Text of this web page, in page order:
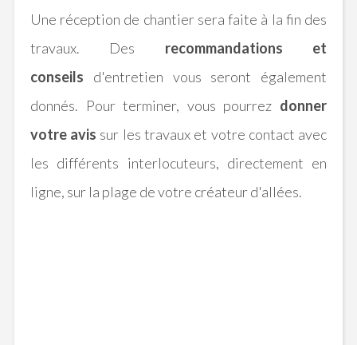
Une réception de chantier sera faite à la fin des
travaux. Des recommandations et
conseils d'entretien vous seront également
donnés. Pour terminer, vous pourrez donner
votre avis sur les travaux et votre contact avec
les différents interlocuteurs, directement en
ligne, sur la plage de votre créateur d'allées.